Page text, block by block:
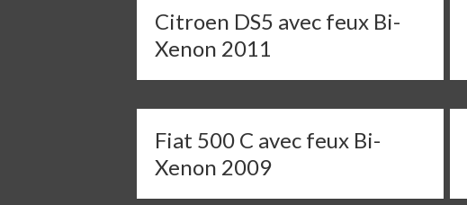
Citroen DS5 avec feux Bi-
Xenon 2011
Fiat 500 C avec feux Bi-
Xenon 2009